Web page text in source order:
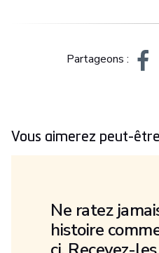
Partageons :
Vous aimerez peut-
Ne ratez
histoire